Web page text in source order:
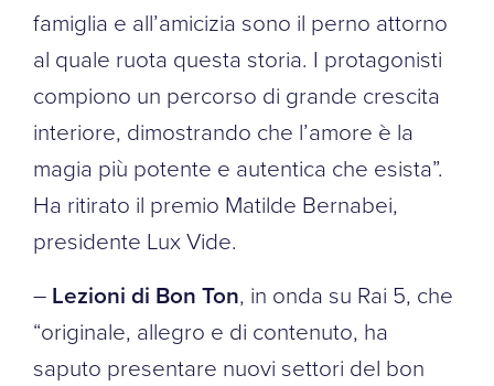
famiglia e all’amicizia sono il perno attorno
al quale ruota questa storia. I protagonisti
compiono un percorso di grande crescita
interiore, dimostrando che l’amore è la
magia più potente e autentica che esista”.
Ha ritirato il premio Matilde Bernabei,
presidente Lux Vide.
– Lezioni di Bon Ton, in onda su Rai 5, che
“originale, allegro e di contenuto, ha
saputo presentare nuovi settori del bon